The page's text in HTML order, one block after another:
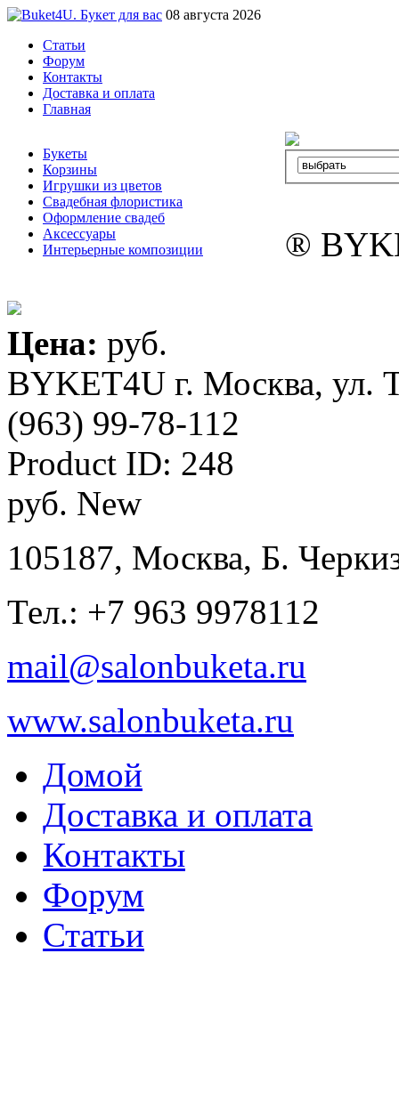
08 августа 2026
Статьи
Форум
Контакты
Доставка и оплата
Главная
Букеты
Корзины
Игрушки из цветов
Свадебная флористика
Оформление свадеб
Аксессуары
Интерьерные композиции
®
Цена: руб.
BYKET4U г. Москва, ул.
(963) 99-78-112
Product ID: 248
руб. New
105187, Москва, Б.
Тел.: +7 963 9978112
mail@salonbuketa.ru
www.salonbuketa.ru
Домой
Доставка и оплата
Контакты
Форум
Статьи